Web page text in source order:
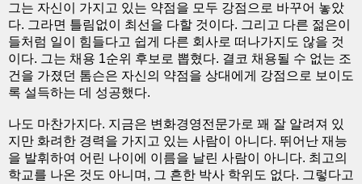
그는 자신이 가지고 있는 약점을 모두 강점으로 바꾸어 놓았
다. 그라면 틀림없이 최선을 다할 것이다. 그리고 다른 젊은이
들처럼 일이 힘들다고 쉽게 다른 회사로 떠나가지도 않을 것
이다. 그는 채용 1순위 후보로 뽑혔다. 결코 채용될 수 없는 조
건을 가졌던 톰슨은 자신의 약점을 상대에게 강점으로 보이도
록 설득하는 데 성공했다.
나도 마찬가지다. 지금은 변화경영전문가로 꽤 잘 알려져 있
지만 화려한 경력을 가지고 있는 사람이 아니다. 뛰어난 재능
을 발휘하여 어린 나이에 이름을 날린 사람이 아니다. 최고의
학교를 나온 것도 아니며, 그 흔한 박사 학위도 없다. 그렇다고